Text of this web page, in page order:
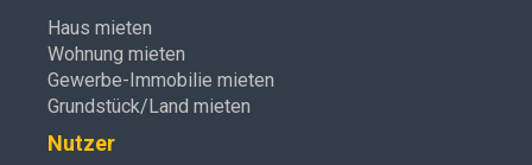
Haus mieten
Wohnung mieten
Gewerbe-Immobilie mieten
Grundstück/Land mieten
Nutzer